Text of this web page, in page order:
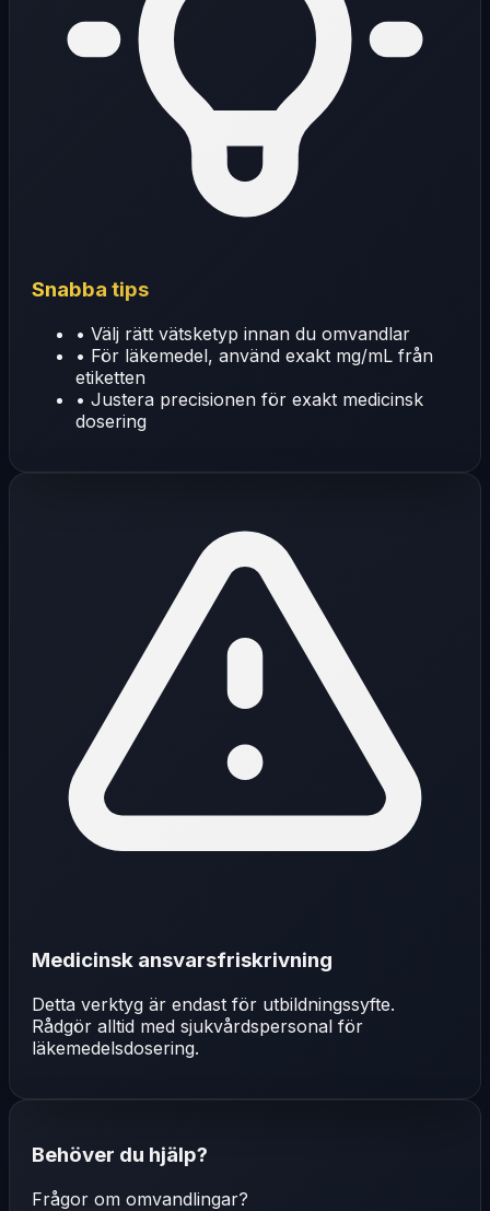
Snabba tips
• Välj rätt vätsketyp innan du omvandlar
• För läkemedel, använd exakt mg/mL från
etiketten
• Justera precisionen för exakt medicinsk
dosering
Medicinsk ansvarsfriskrivning
Detta verktyg är endast för utbildningssyfte.
Rådgör alltid med sjukvårdspersonal för
läkemedelsdosering.
Behöver du hjälp?
Frågor om omvandlingar?